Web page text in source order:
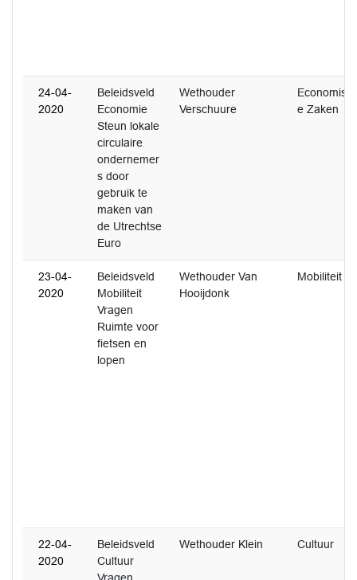
24-04-
2020
Beleidsveld
Economie
Steun lokale
circulaire
ondernemer
s door
gebruik te
maken van
de Utrechtse
Euro
Wethouder
Verschuure
e Zaken
23-04-
2020
Beleidsveld
Mobiliteit
Vragen
Ruimte voor
fietsen en
lopen
Wethouder Van
Hooijdonk
Mobiliteit
22-04-
2020
Beleidsveld
Cultuur
Wethouder Klein Cultuur